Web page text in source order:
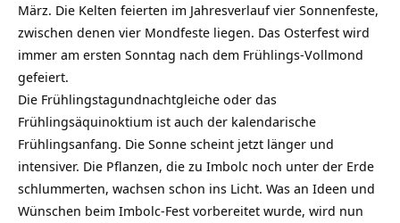
März. Die Kelten feierten im Jahresverlauf vier Sonnenfeste,
zwischen denen vier Mondfeste liegen. Das Osterfest wird
immer am ersten Sonntag nach dem Frühlings-Vollmond
gefeiert.
Die Frühlingstagundnachtgleiche oder das
Frühlingsäquinoktium ist auch der kalendarische
Frühlingsanfang. Die Sonne scheint jetzt länger und
intensiver. Die Pflanzen, die zu Imbolc noch unter der Erde
schlummerten, wachsen schon ins Licht. Was an Ideen und
Wünschen beim Imbolc-Fest vorbereitet wurde, wird nun